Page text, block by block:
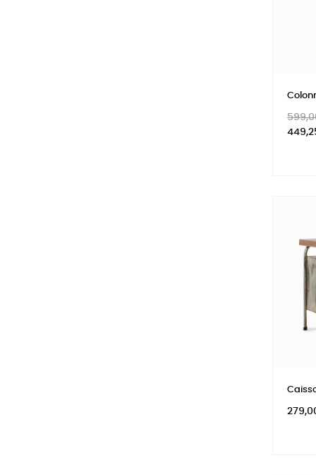
Prix
Prix